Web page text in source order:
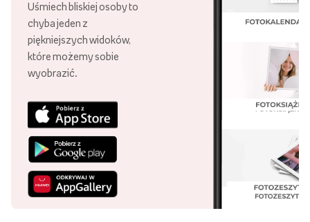
Uśmiech bliskiej osoby to
chyba jeden z
piękniejszych widoków,
które możemy sobie
wyobrazić.